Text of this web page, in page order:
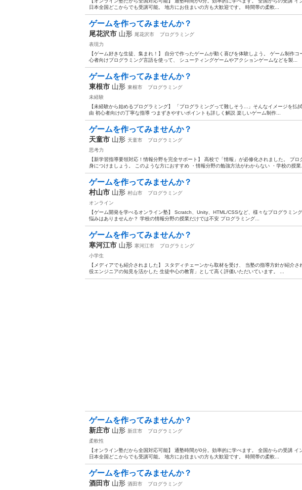
日本全国どこからでも受講可能。 地方にお住まいの方も大歓迎です。 時間帯の柔軟...
ゲームを作ってみませんか？
尾花沢市 山形 尾花沢市
プログラミング
表現力
【ゲーム好きな生徒、集まれ！】 自分で作ったゲームが動く喜びを体験しよう。 ゲーム制作
心者向けプログラミング言語を使って、 シューティングゲームやアクションゲームなどを製...
ゲームを作ってみませんか？
東根市 山形 東根市
プログラミング
未経験
【未経験から始めるプログラミング】 「プログラミングって難しそう...」そんなイメージを払
由 初心者向けの丁寧な指導 つまずきやすいポイントも詳しく解説 楽しいゲーム制作...
ゲームを作ってみませんか？
天童市 山形 天童市
プログラミング
思考力
【新学習指導要領対応！情報分野を完全サポート】 高校で「情報」が必修化されました。 プロ
身につけましょう。 このような方におすすめ ・情報分野の勉強方法がわからない ・学校の授業
ゲームを作ってみませんか？
村山市 山形 村山市
プログラミング
オンライン
【ゲーム開発を学べるオンライン塾】 Scratch、Unity、HTML/CSSなど、様々なプログラミン
悩みはありませんか？ 学校の情報分野の授業だけでは不安 プログラミング...
ゲームを作ってみませんか？
寒河江市 山形 寒河江市
プログラミング
小学生
【メディアでも紹介されました】 スタディチェーンから取材を受け、 当塾の指導方針が紹介
役エンジニアの知見を活かした 生徒中心の教育」として高く評価いただいています。 ...
ゲームを作ってみませんか？
新庄市 山形 新庄市
プログラミング
柔軟性
【オンライン塾だから全国対応可能】 通塾時間が0分。効率的に学べます。 全国からの受講 イ
日本全国どこからでも受講可能。 地方にお住まいの方も大歓迎です。 時間帯の柔軟...
ゲームを作ってみませんか？
酒田市 山形 酒田市
プログラミング